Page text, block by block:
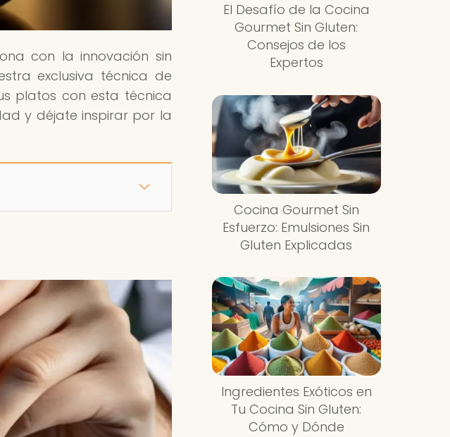
con la innovación sin
exclusiva técnica de
platos con esta técnica
y déjate inspirar por la
El Desafío de la Cocina
Gourmet Sin Gluten:
Consejos de los
Expertos
Cocina Gourmet Sin
Esfuerzo: Emulsiones Sin
Gluten Explicadas
Ingredientes Exóticos en
Tu Cocina Sin Gluten:
Cómo y Dónde